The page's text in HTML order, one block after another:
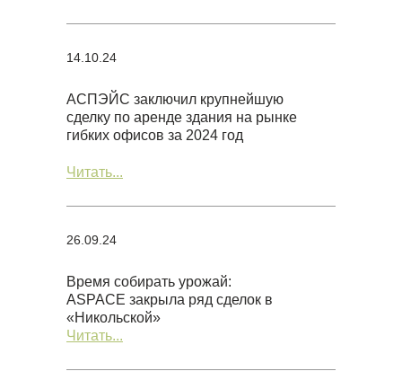
14.10.24
АСПЭЙС заключил крупнейшую
сделку по аренде здания на рынке
гибких офисов за 2024 год
Читать...
26.09.24
Время собирать урожай:
ASPACE закрыла ряд сделок в
«Никольской»
Читать...